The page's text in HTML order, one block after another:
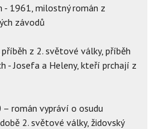
- 1961, milostný román z
závodů
z 2. světové války, příběh
- Josefa a Heleny, kteří prchají z
román vypráví o osudu
2. světové války, židovský